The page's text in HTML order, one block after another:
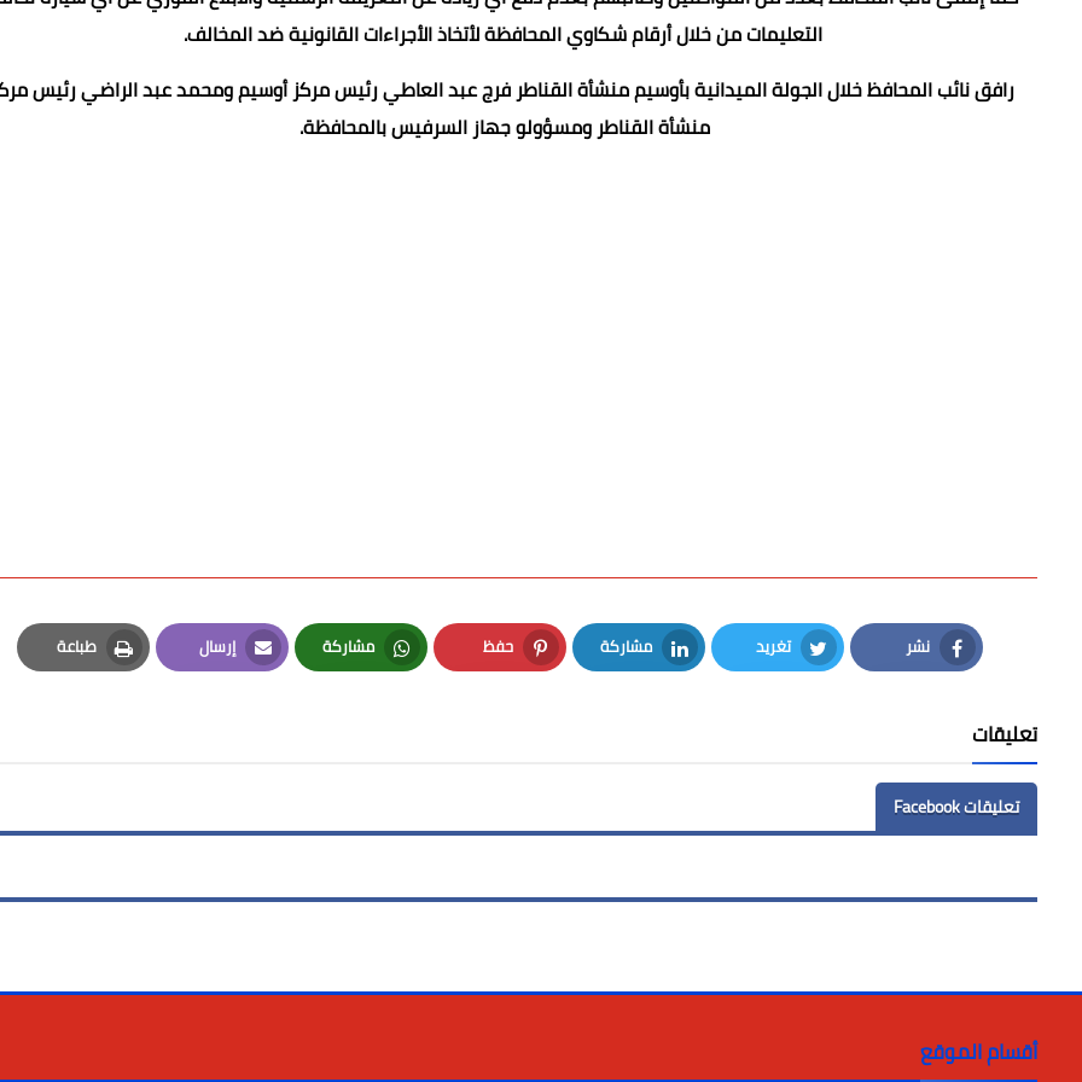
التعليمات من خلال أرقام شكاوي المحافظة لأتخاذ الأجراءات القانونية ضد المخالف.
رافق نائب المحافظ خلال الجولة الميدانية بأوسيم منشأة القناطر فرج عبد العاطي رئيس مركز أوسيم ومحمد عبد الراضي رئيس
منشأة القناطر ومسؤولو جهاز السرفيس بالمحافظة.
نشر
Facebook
تغريد
Twitter
مشاركة
LinkedIn
حفظ
Pinterest
مشاركة
Whatsapp
إرسال
Email
طباعة
Print
تعليقات
تعليقات Facebook
أقسام الموقع